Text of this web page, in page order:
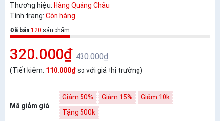
Thương hiệu: Hàng Quảng Châu
Tình trạng: Còn hàng
Đã bán 120 sản phẩm
320.000₫ 430.000₫
(Tiết kiệm: 110.000₫so với giá thị trường)
Mã giảm giá
Giảm 50% Giảm 15%
Giảm 10k
Tặng 500k